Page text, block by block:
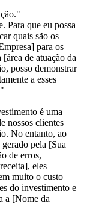
Para que eu possa
quais são os
para os
de atuação da
posso demonstrar
a esses
é uma
nossos clientes
No entanto, ao
pela [Sua
de erros,
eles
muito o custo
do investimento e
a [Nome da